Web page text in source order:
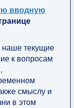
вводную
наше текущие
к вопросам
смыслу и
в этом